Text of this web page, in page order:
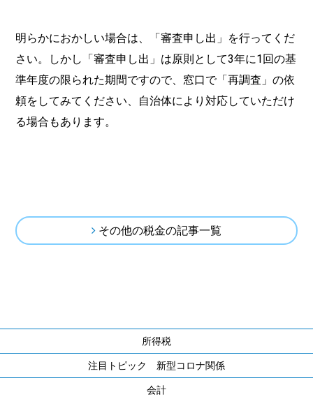
明らかにおかしい場合は、「審査申し出」を行ってくだ
さい。しかし「審査申し出」は原則として3年に1回の基
準年度の限られた期間ですので、窓口で「再調査」の依
頼をしてみてください、自治体により対応していただけ
る場合もあります。
その他の税金の記事一覧
所得税
注目トピック 新型コロナ関係
会計